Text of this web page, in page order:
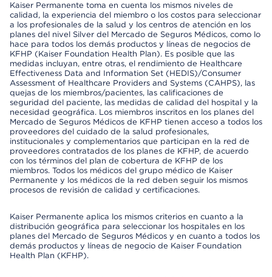
Kaiser Permanente toma en cuenta los mismos niveles de
calidad, la experiencia del miembro o los costos para seleccionar
a los profesionales de la salud y los centros de atención en los
planes del nivel Silver del Mercado de Seguros Médicos, como lo
hace para todos los demás productos y líneas de negocios de
KFHP (Kaiser Foundation Health Plan). Es posible que las
medidas incluyan, entre otras, el rendimiento de Healthcare
Effectiveness Data and Information Set (HEDIS)/Consumer
Assessment of Healthcare Providers and Systems (CAHPS), las
quejas de los miembros/pacientes, las calificaciones de
seguridad del paciente, las medidas de calidad del hospital y la
necesidad geográfica. Los miembros inscritos en los planes del
Mercado de Seguros Médicos de KFHP tienen acceso a todos los
proveedores del cuidado de la salud profesionales,
institucionales y complementarios que participan en la red de
proveedores contratados de los planes de KFHP, de acuerdo
con los términos del plan de cobertura de KFHP de los
miembros. Todos los médicos del grupo médico de Kaiser
Permanente y los médicos de la red deben seguir los mismos
procesos de revisión de calidad y certificaciones.
Kaiser Permanente aplica los mismos criterios en cuanto a la
distribución geográfica para seleccionar los hospitales en los
planes del Mercado de Seguros Médicos y en cuanto a todos los
demás productos y líneas de negocio de Kaiser Foundation
Health Plan (KFHP).